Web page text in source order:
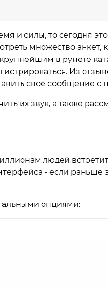
и силы, то сегодня
множество анкет,
в рунете
Из
своё сообщение
их звук, а также
людей
- если
опциями: